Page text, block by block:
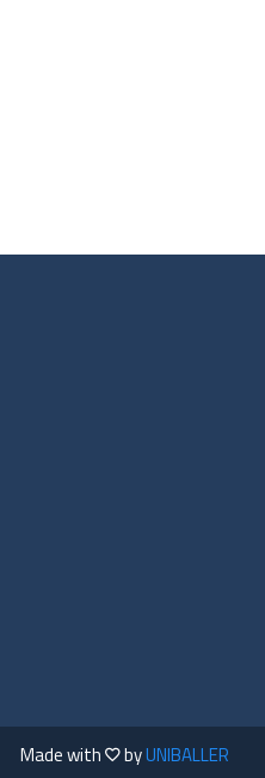
Made with byUNIBALLER